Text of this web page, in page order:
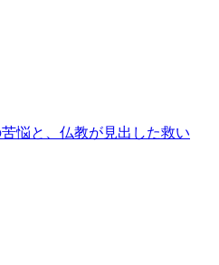
悩と、仏教が見出した救い